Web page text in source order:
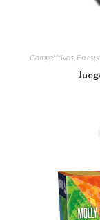
Competitivos, En